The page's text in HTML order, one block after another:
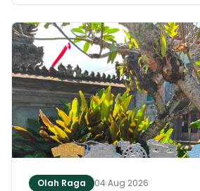
Indonesia, Ir. Soekarno. Melalui
historis tersebut, para peserta
menghidangkan berbagai kreasi
lokal yang tidak hanya lezat tetapi
beragam, aman dan seimbang.
Olah Raga 04 Aug 2026